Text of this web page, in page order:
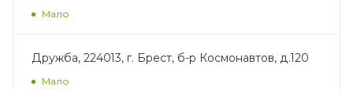
Мало
Дружба, 224013, г. Брест, б-р Космонавтов, д.120
Мало